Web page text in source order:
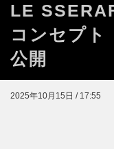
LE
コンセプト
公開
2025年10月15日 / 17:55